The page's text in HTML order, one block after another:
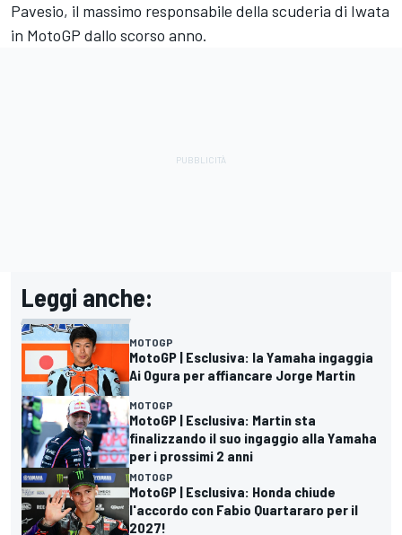
Pavesio, il massimo responsabile della scuderia di Iwata
in MotoGP dallo scorso anno.
Leggi anche:
MOTOGP
MotoGP | Esclusiva: la Yamaha ingaggia
Ai Ogura per affiancare Jorge Martin
MOTOGP
MotoGP | Esclusiva: Martin sta
finalizzando il suo ingaggio alla Yamaha
per i prossimi 2 anni
MOTOGP
MotoGP | Esclusiva: Honda chiude
l'accordo con Fabio Quartararo per il
2027!